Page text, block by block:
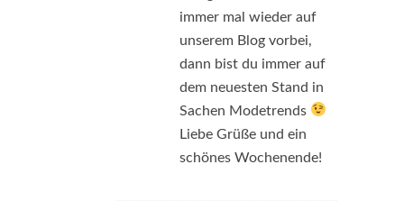
immer mal wieder auf
unserem Blog vorbei,
dann bist du immer auf
dem neuesten Stand in
Sachen Modetrends
Liebe Grüße und ein
schönes Wochenende!